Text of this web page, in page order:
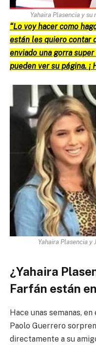
Yahaira Plasencia y
“Lo voy hacer como
están les quiero contar
enviado una gorra
pueden ver su página. ¡
Yahaira Plasencia
¿Yahaira
Farfán están
Hace unas semanas,
Paolo Guerrero
directamente a su